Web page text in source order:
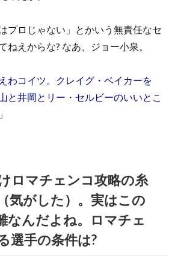
プロじゃない」とかいう無責任なセ
ねえからな? なあ、ジョー小泉。
わコイツ。クレイグ・ベイカーを
と井岡とリー・セルビーのいいとこ
ロマチェンコ攻略の糸
気がした）。実はこの
なんだよね。ロマチェ
選手の条件は?